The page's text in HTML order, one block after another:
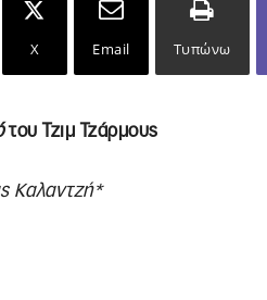
X Email Τυπώνω
του Τζιμ Τζάρμους
Καλαντζή*